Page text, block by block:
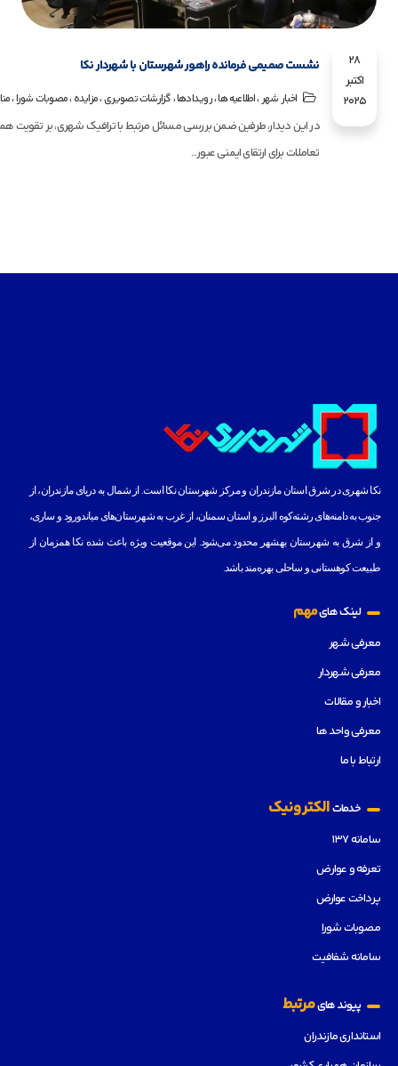
28
اکتبر
2025
نشست صمیمی فرمانده راهور شهرستان با شهردار نکا
اخبار شهر،اطلاعیه ها،رویـدادها،گزارشات تصویری،مزایده ،مصوبات شورا،
️در این دیدار، طرفین ضمن بررسی مسائل مرتبط با ترافیک شهری، بر تقویت
تعاملات برای ارتقای ایمنی عبور...
نکا شهری در شرق استان مازندران و مرکز شهرستان نکا است. از شمال به دریای مازندران، از
جنوب به دامنه‌های رشته‌کوه البرز و استان سمنان، از غرب به شهرستان‌های میاندورود و ساری،
و از شرق به شهرستان بهشهر محدود می‌شود. این موقعیت ویژه باعث شده نکا همزمان از
طبیعت کوهستانی و ساحلی بهره‌مند باشد.
لینک هایمهم
معرفی شهر
معرفی شهردار
اخبار و مقالات
معرفی واحد ها
ارتباط با ما
خدماتالکترونیک
سامانه ۱۳۷
تعرفه و عوارض
پرداخت عوارض
مصوبات شورا
سامانه شفافیت
پیوند هایمرتبط
استانداری مازندران